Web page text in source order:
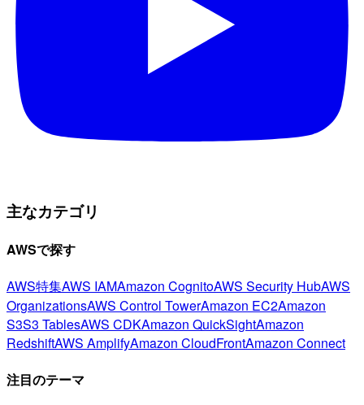
主なカテゴリ
AWSで探す
AWS特集AWS IAMAmazon CognitoAWS Security HubAWS
OrganizationsAWS Control TowerAmazon EC2Amazon
S3S3 TablesAWS CDKAmazon QuickSightAmazon
RedshiftAWS AmplifyAmazon CloudFrontAmazon Connect
注目のテーマ